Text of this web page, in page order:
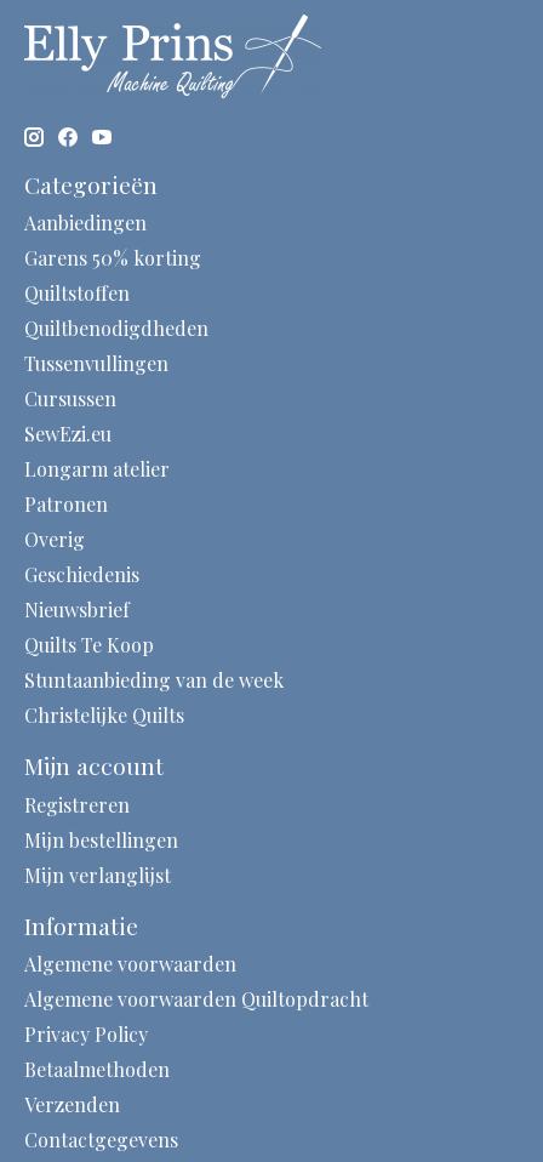
Categorieën
Aanbiedingen
Garens 50% korting
Quiltstoffen
Quiltbenodigdheden
Tussenvullingen
Cursussen
SewEzi.eu
Longarm atelier
Patronen
Overig
Geschiedenis
Nieuwsbrief
Quilts Te Koop
Stuntaanbieding van de week
Christelijke Quilts
Mijn account
Registreren
Mijn bestellingen
Mijn verlanglijst
Informatie
Algemene voorwaarden
Algemene voorwaarden Quiltopdracht
Privacy Policy
Betaalmethoden
Verzenden
Contactgegevens